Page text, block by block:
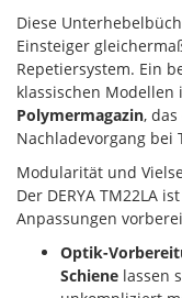
Diese
Einsteiger
Repetiersystem. Ein
klassischen Modellen
Polymermagazin,
Nachladevorgang
Modularität und
Der DERYA TM22LA
Anpassungen
Optik-
Schiene lassen